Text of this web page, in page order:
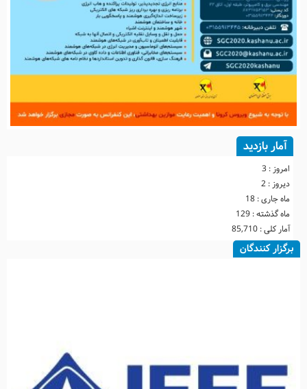
آمار بازدید
امروز : 3
دیروز : 2
ماه جاری : 18
ماه گذشته : 129
آمار کلی : 85,710
برگزار کنندگان